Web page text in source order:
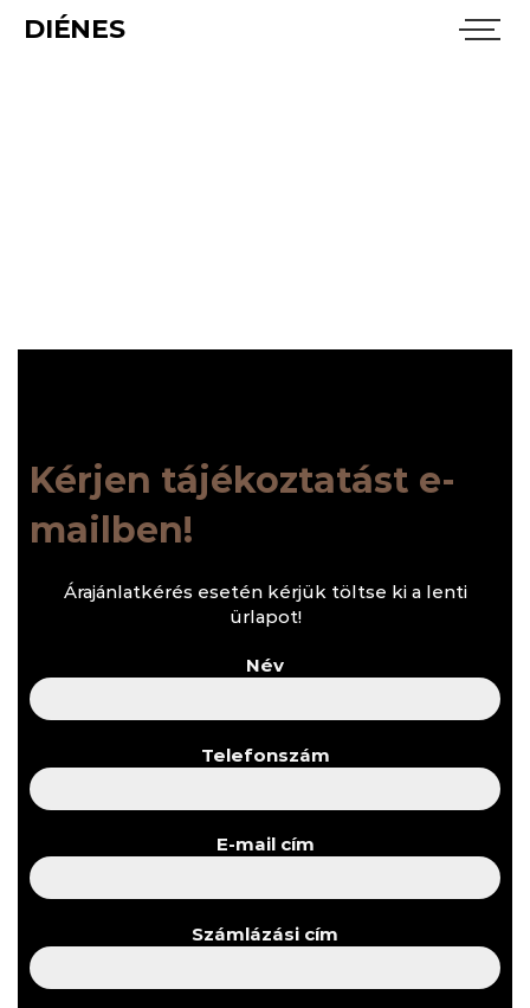
DIÉNES
Kérjen tájékoztatást e-
mailben!
Árajánlatkérés esetén kérjük töltse ki a lenti
ürlapot!
Név
Telefonszám
E-mail cím
Számlázási cím